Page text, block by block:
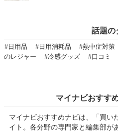
話題の
#日用品 #日用消耗品 #熱中症対策
のレジャー
#冷感グッズ #口コミ
マイナビおすす
マイナビおすすめナビは、「買い
イト。各分野の専門家と編集部が